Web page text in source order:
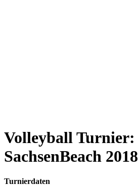
Volleyball Turnier:
SachsenBeach 2018
Turnierdaten